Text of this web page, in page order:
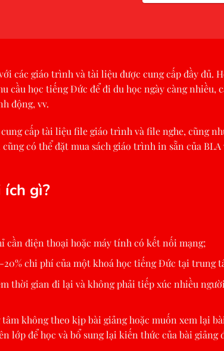
các giáo trình và tài liệu được cung cấp đầy đủ.
cầu học tiếng Đức để đi du học ngày càng nhiều,
động, vv.
cấp tài liệu file giáo trình và file nghe, cũng
có thể đặt mua sách giáo trình in sẵn của BLA
gì?
cần điện thoại hoặc máy tính có kết nối mạng;
chi phí của một khoá học tiếng Đức tại trung
thời gian đi lại và không phải tiếp xúc nhiều
không theo kịp bài giảng hoặc muốn xem lại
lớp để học và bổ sung lại kiến thức của bài giảng